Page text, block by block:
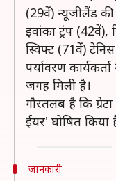
(29वें) न्यूजीलैंड की
इवांका ट्रंप (42वें),
स्विफ्ट (71वें)
पर्यावरण
जगह मिली है।
गौरतलब है कि
ईयर' घोषित किया
जानकारी